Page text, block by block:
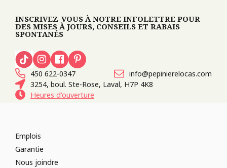
INSCRIVEZ-VOUS À NOTRE INFOLETTRE POUR
DES MISES À JOURS, CONSEILS ET RABAIS
SPONTANÉS
450 622-0347
info@pepinierelocas.com
3254, boul. Ste-Rose, Laval, H7P 4K8
Heures d'ouverture
Emplois
Garantie
Nous joindre